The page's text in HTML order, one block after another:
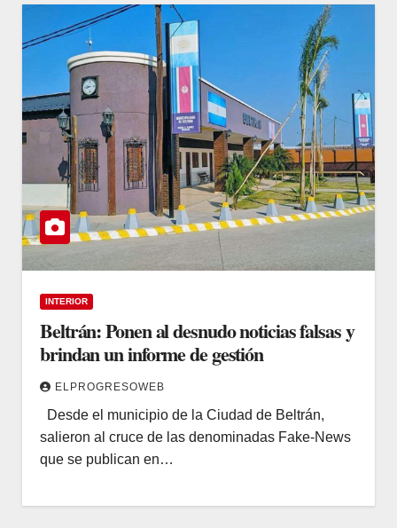
INTERIOR
Beltrán: Ponen al desnudo noticias falsas y
brindan un informe de gestión
ELPROGRESOWEB
Desde el municipio de la Ciudad de Beltrán,
salieron al cruce de las denominadas Fake-News
que se publican en…